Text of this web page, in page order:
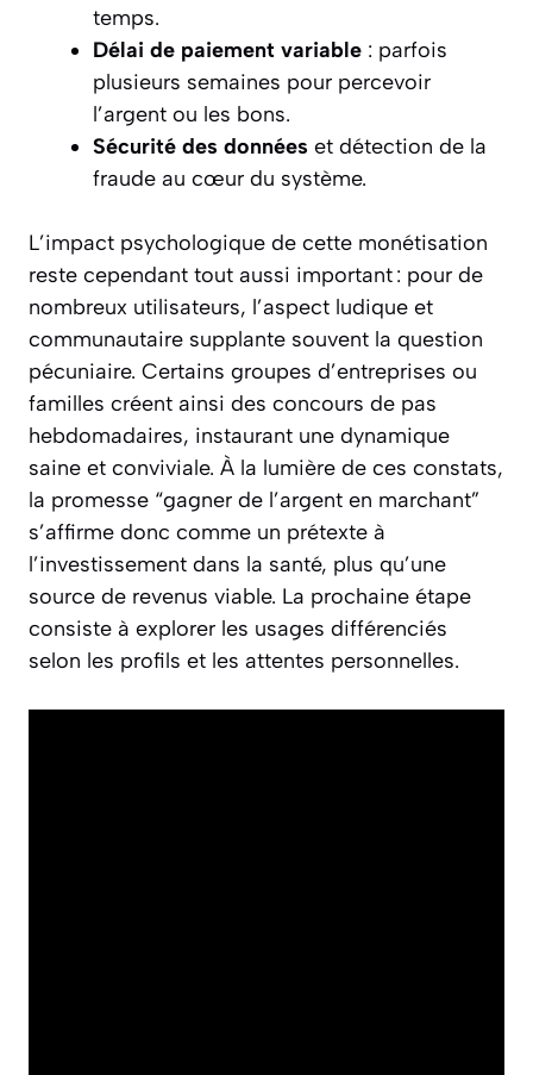
temps.
Délai de paiement variable : parfois
plusieurs semaines pour percevoir
l’argent ou les bons.
Sécurité des données et détection de la
fraude au cœur du système.
L’impact psychologique de cette monétisation
reste cependant tout aussi important : pour de
nombreux utilisateurs, l’aspect ludique et
communautaire supplante souvent la question
pécuniaire. Certains groupes d’entreprises ou
familles créent ainsi des concours de pas
hebdomadaires, instaurant une dynamique
saine et conviviale. À la lumière de ces constats,
la promesse “gagner de l’argent en marchant”
s’affirme donc comme un prétexte à
l’investissement dans la santé, plus qu’une
source de revenus viable. La prochaine étape
consiste à explorer les usages différenciés
selon les profils et les attentes personnelles.